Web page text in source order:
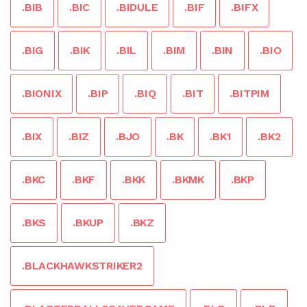
.BIB .BIC .BIDULE .BIF .BIFX
.BIG .BIK .BIL .BIM .BIN .BIO
.BIONIX .BIP .BIQ .BIT .BITPIM
.BIX .BIZ .BJO .BK .BK1 .BK2
.BKC .BKF .BKK .BKMK .BKP
.BKS .BKUP .BKZ
.BLACKHAWKSTRIKER2